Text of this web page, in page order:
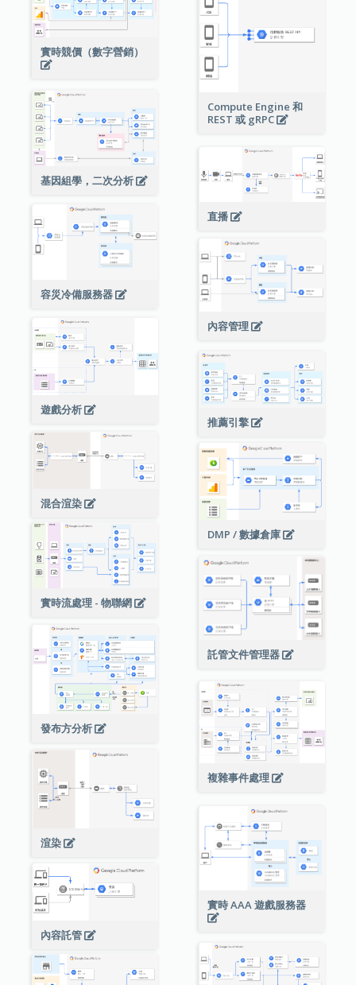
實時競價（數字營銷）
Compute Engine 和
REST 或 gRPC
基因組學，二次分析
直播
容災冷備服務器
內容管理
遊戲分析
推薦引擎
混合渲染
DMP / 數據倉庫
實時流處理 - 物聯網
託管文件管理器
發布方分析
複雜事件處理
渲染
實時 AAA 遊戲服務器
內容託管